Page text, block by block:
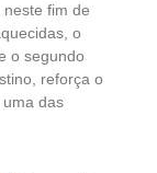
fim de
o
o segundo
reforça o
das